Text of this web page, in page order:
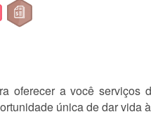
oferecer a você serviços
única de dar vida